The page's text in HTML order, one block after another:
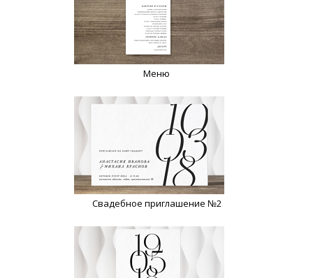
Меню
Свадебное приглашение №2